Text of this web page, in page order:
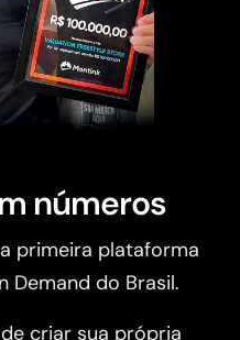
números
primeira plataforma
Demand do Brasil.
criar sua própria